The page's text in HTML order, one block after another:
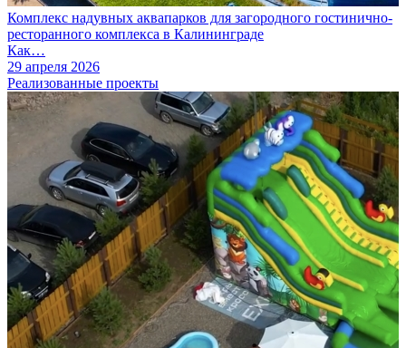
Комплекс надувных аквапарков для загородного гостинично-
ресторанного комплекса в Калининграде
Как…
29 апреля 2026
Реализованные проекты